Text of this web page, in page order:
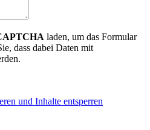
laden, um das Formular
dass dabei Daten mit
und Inhalte entsperren